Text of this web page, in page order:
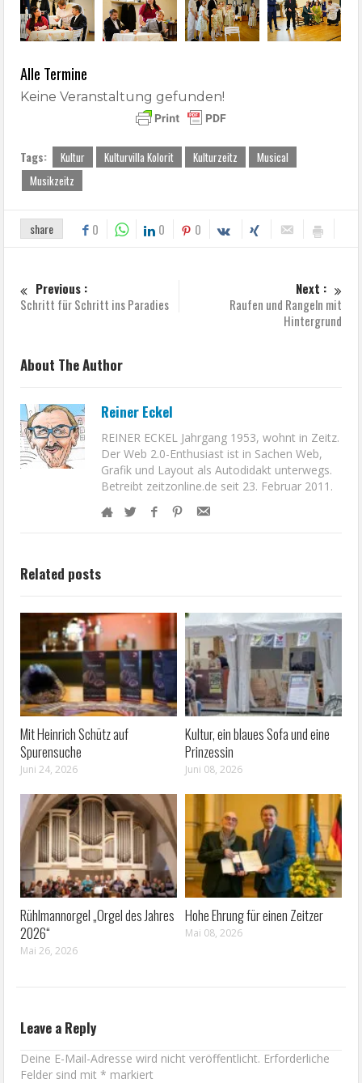
Alle Termine
Keine Veranstaltung gefunden!
Tags: Kultur Kulturvilla Kolorit Kulturzeitz
Musical
Musikzeitz
share 0 0 0
Previous :
Schritt für Schritt ins Paradies
Next :
Raufen und Rangeln mit
Hintergrund
About The Author
Reiner Eckel
REINER ECKEL Jahrgang 1953, wohnt in Zeitz.
Der Web 2.0-Enthusiast ist in Sachen Web,
Grafik und Layout als Autodidakt unterwegs.
Betreibt zeitzonline.de seit 23. Februar 2011.
Related posts
Mit Heinrich Schütz auf
Spurensuche
Juni 24, 2026
Kultur, ein blaues Sofa und eine
Prinzessin
Juni 08, 2026
Rühlmannorgel „Orgel des Jahres
2026“
Mai 26, 2026
Hohe Ehrung für einen Zeitzer
Mai 08, 2026
Leave a Reply
Deine E-Mail-Adresse wird nicht veröffentlicht. Erforderliche
Felder sind mit* markiert